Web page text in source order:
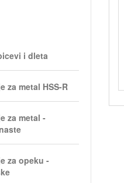
i dleta
za metal HSS-R
za metal -
za opeku -